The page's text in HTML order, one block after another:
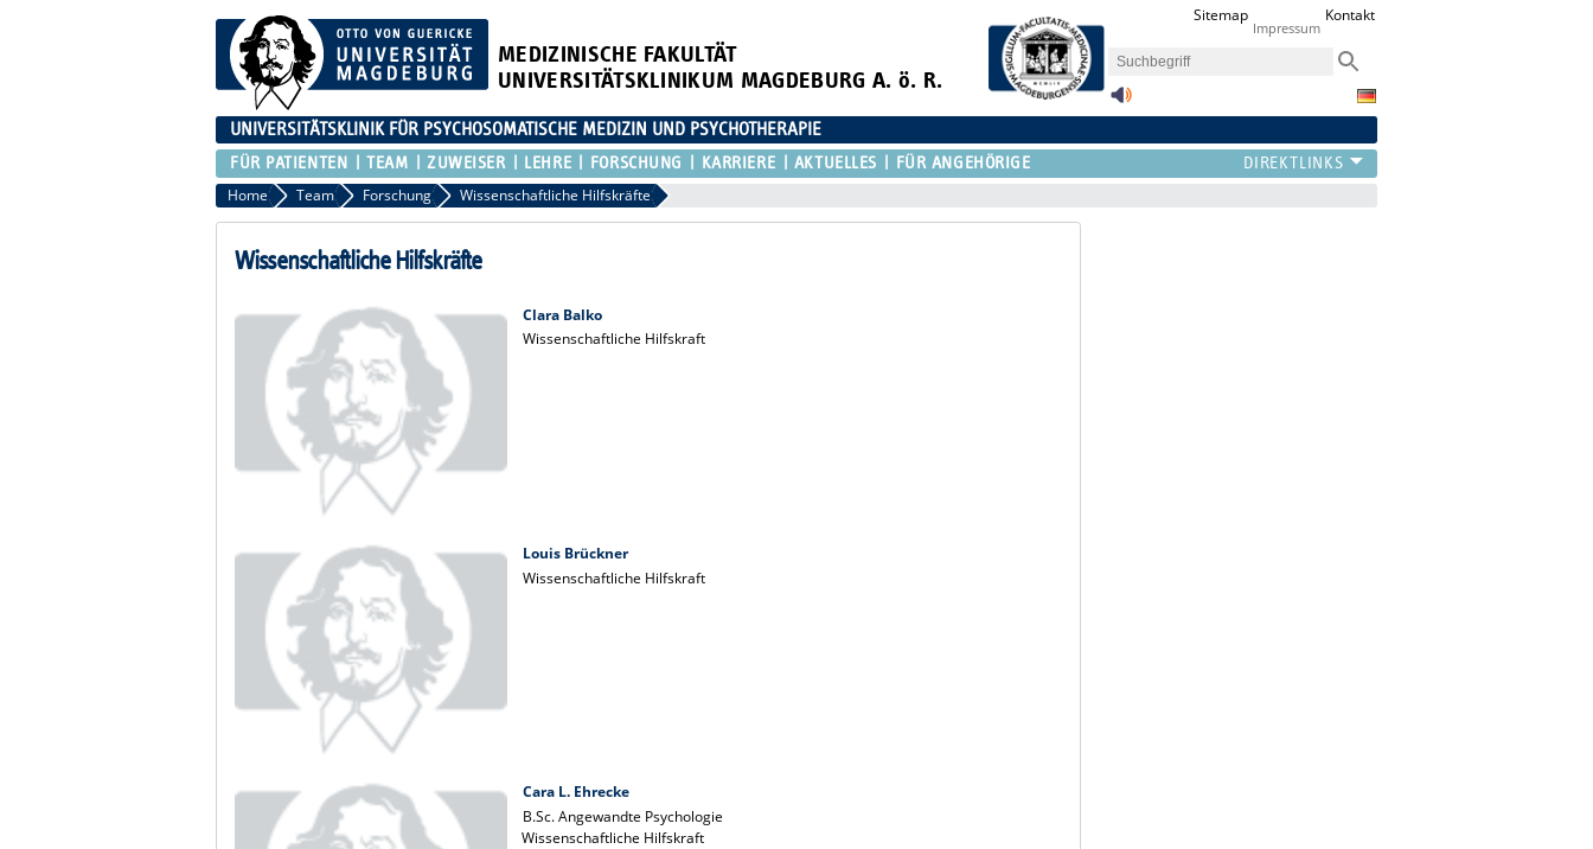
MEDIZINISCHE FAKULTÄT
UNIVERSITÄTSKLINIKUM MAGDEBURG A. ö. R.
Sitemap
Impressum
Kontakt
UNIVERSITÄTSKLINIK FÜR PSYCHOSOMATISCHE MEDIZIN UND PSYCHOTHERAPIE
FÜR PATIENTEN TEAM ZUWEISER LEHRE FORSCHUNG KARRIERE AKTUELLES FÜR ANGEHÖRIGE
Home Team Forschung Wissenschaftliche Hilfskräfte
Wissenschaftliche Hilfskräfte
Clara Balko
Wissenschaftliche Hilfskraft
Louis Brückner
Wissenschaftliche Hilfskraft
Cara L. Ehrecke
B.Sc. Angewandte Psychologie
Wissenschaftliche Hilfskraft